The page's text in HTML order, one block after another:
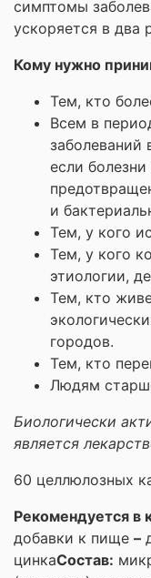
симптомы
ускоряется в два
Кому нужно
Тем, кто
Всем в
заболеваний
если
и
Тем, у кого
Тем, у кого
этиологии,
Тем, кто
городов.
Тем, кто
Людям
Биологически
является
60 целлюлозных
Рекомендуется в
добавки к пище –
цинкаСостав: